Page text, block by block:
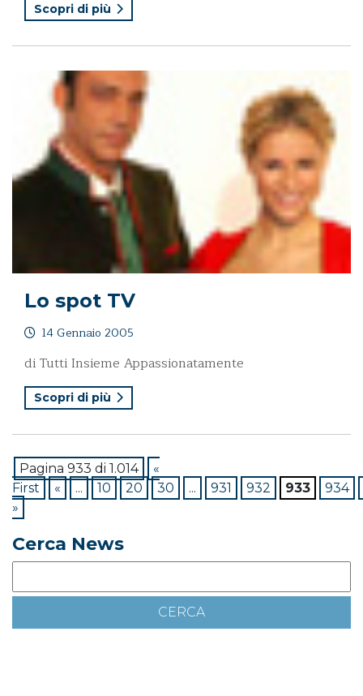
Scopri di più
Lo spot TV
14 Gennaio 2005
di Tutti Insieme Appassionatamente
Scopri di più
Pagina 933 di 1.014
«
First
« ... 10 20 30 ... 931 932 933
934
»
Cerca News